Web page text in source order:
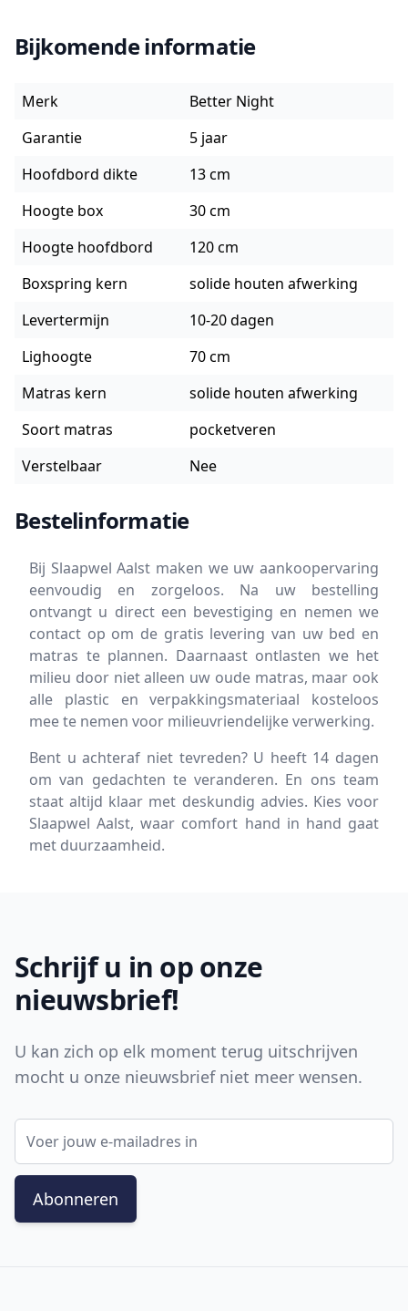
Bijkomende informatie
Merk
Better Night
Garantie
5 jaar
Hoofdbord dikte
13 cm
Hoogte box
30 cm
Hoogte hoofdbord
120 cm
Boxspring kern
solide houten afwerking
Levertermijn
10-20 dagen
Lighoogte
70 cm
Matras kern
solide houten afwerking
Soort matras
pocketveren
Verstelbaar
Nee
Bestelinformatie
Bij Slaapwel Aalst maken we uw aankoopervaring
eenvoudig en zorgeloos. Na uw bestelling
ontvangt u direct een bevestiging en nemen we
contact op om de gratis levering van uw bed en
matras te plannen. Daarnaast ontlasten we het
milieu door niet alleen uw oude matras, maar ook
alle plastic en verpakkingsmateriaal kosteloos
mee te nemen voor milieuvriendelijke verwerking.
Bent u achteraf niet tevreden? U heeft 14 dagen
om van gedachten te veranderen. En ons team
staat altijd klaar met deskundig advies. Kies voor
Slaapwel Aalst, waar comfort hand in hand gaat
met duurzaamheid.
Schrijf u in op onze
nieuwsbrief!
U kan zich op elk moment terug uitschrijven
mocht u onze nieuwsbrief niet meer wensen.
E-mail adres
Abonneren